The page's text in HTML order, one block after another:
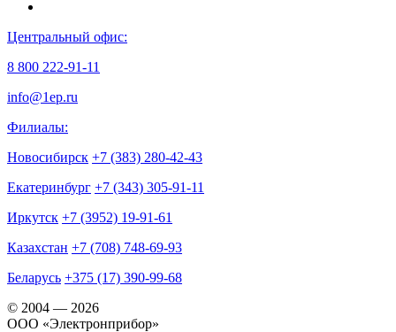
Центральный офис:
8 800 222-91-11
info@1ep.ru
Филиалы:
Новосибирск +7 (383) 280-42-43
Екатеринбург +7 (343) 305-91-11
Иркутск +7 (3952) 19-91-61
Казахстан +7 (708) 748-69-93
Беларусь +375 (17) 390-99-68
© 2004 — 2026
OOO «Электронприбор»